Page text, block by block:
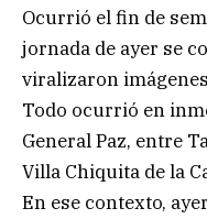
Ocurrió el fin de
jornada de ayer se
viralizaron
Todo ocurrió en
General Paz, entre
Villa Chiquita de la
En ese contexto,